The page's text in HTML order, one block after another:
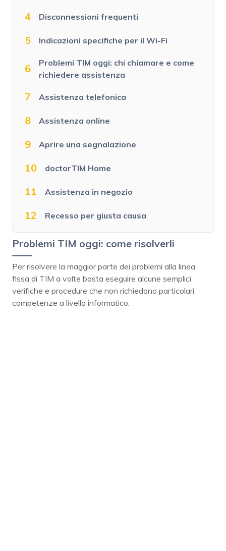
4 Disconnessioni frequenti
5 Indicazioni specifiche per il Wi-Fi
6
Problemi TIM oggi: chi chiamare e come
richiedere assistenza
7 Assistenza telefonica
8 Assistenza online
9 Aprire una segnalazione
10 doctorTIM Home
11 Assistenza in negozio
12 Recesso per giusta causa
Problemi TIM oggi: come risolverli
Per risolvere la maggior parte dei problemi alla linea
fissa di TIM a volte basta eseguire alcune semplici
verifiche e procedure che non richiedono particolari
competenze a livello informatico.